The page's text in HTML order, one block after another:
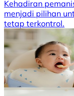
Kehadiran
menjadi pilihan
tetap terkontrol.